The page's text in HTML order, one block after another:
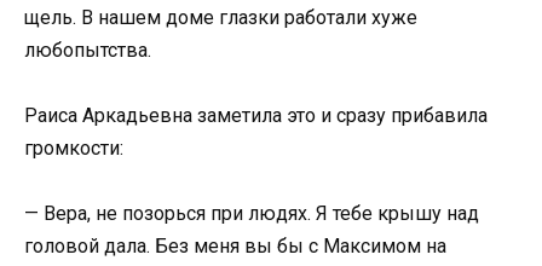
щель. В нашем доме глазки работали хуже
любопытства.
Раиса Аркадьевна заметила это и сразу прибавила
громкости:
— Вера, не позорься при людях. Я тебе крышу над
головой дала. Без меня вы бы с Максимом на